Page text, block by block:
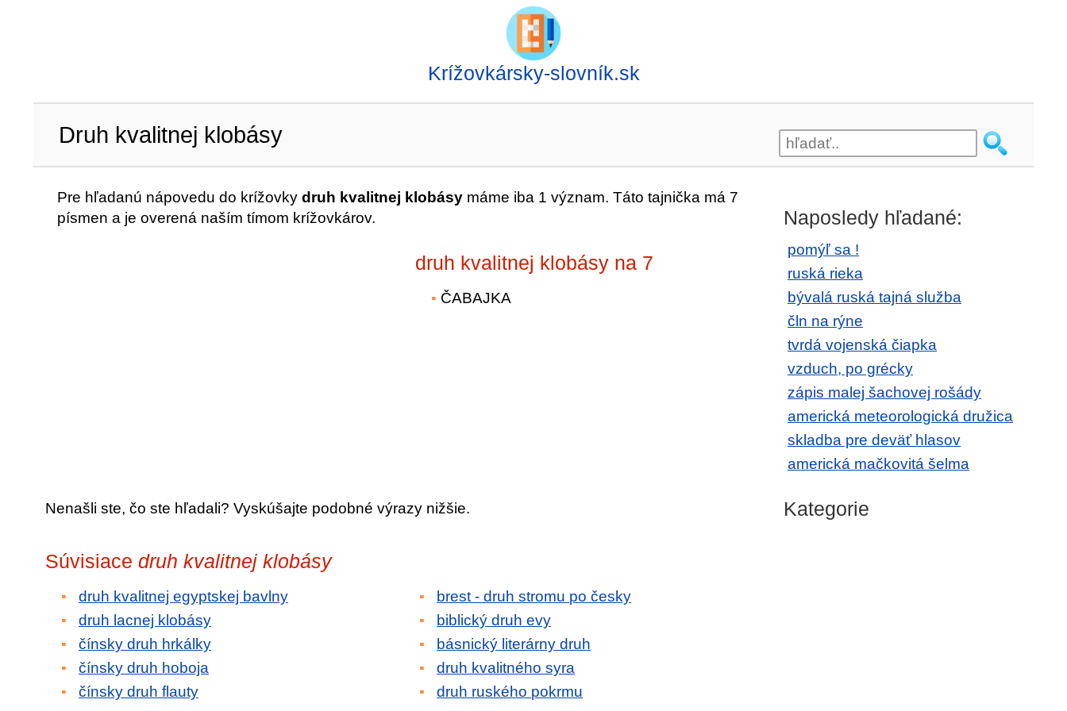
Krížovkársky-slovník.sk
Druh kvalitnej klobásy
Pre hľadanú nápovedu do krížovky druh kvalitnej klobásy máme iba 1 význam. Táto tajnička má 7
písmen a je overená naším tímom krížovkárov.
druh kvalitnej klobásy na 7
ČABAJKA
Nenašli ste, čo ste hľadali? Vyskúšajte podobné výrazy nižšie.
Súvisiace druh kvalitnej klobásy
druh kvalitnej egyptskej bavlny
druh lacnej klobásy
čínsky druh hrkálky
čínsky druh hoboja
čínsky druh flauty
brest - druh stromu po česky
biblický druh evy
básnický literárny druh
druh kvalitného syra
druh ruského pokrmu
Naposledy hľadané:
pomýľ sa !
ruská rieka
bývalá ruská tajná služba
čln na rýne
tvrdá vojenská čiapka
vzduch, po grécky
zápis malej šachovej rošády
americká meteorologická družica
skladba pre deväť hlasov
americká mačkovitá šelma
Kategorie